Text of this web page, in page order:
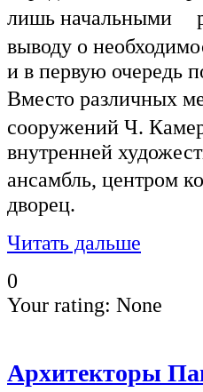
лишь начальными
выводу о
и в первую очередь
Вместо различных
сооружений Ч.
внутренней
ансамбль, центром
дворец.
Читать дальше
0
Your rating: None
Архитекторы